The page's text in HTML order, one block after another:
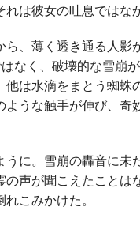
は彼女の吐息ではなか
、薄く透き通る人影
なく、破壊的な雪崩
は水滴をまとう蜘蛛
うな触手が伸び、奇
に。雪崩の轟音に未
声が聞こえたことは
こみかけた。